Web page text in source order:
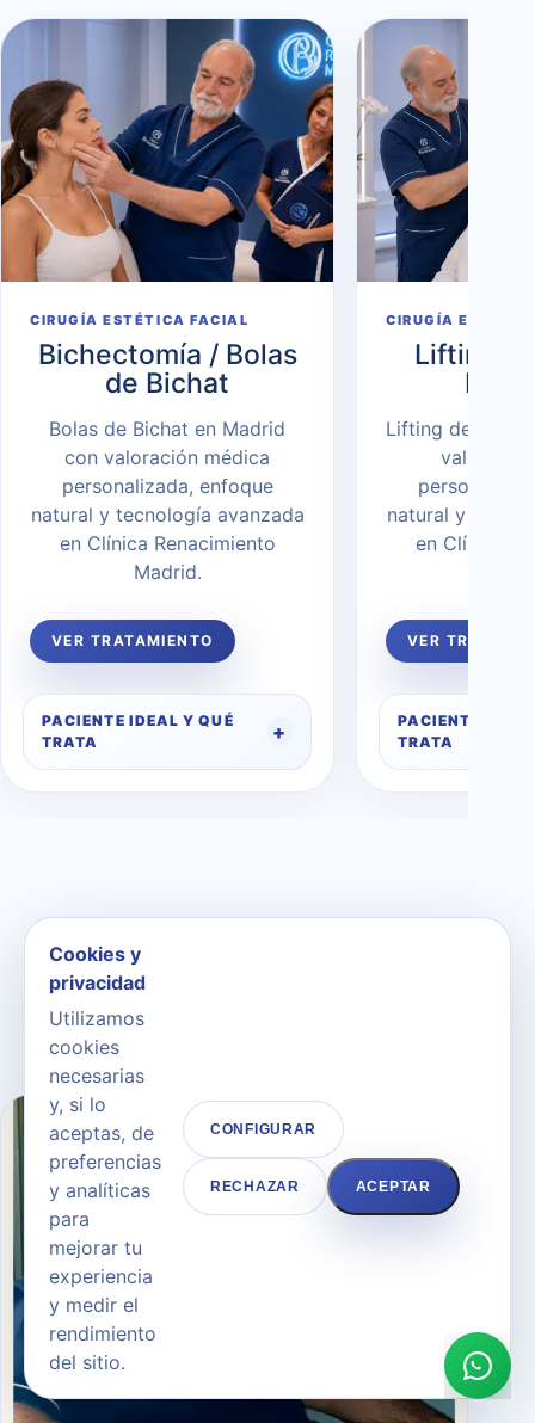
CIRUGÍA ESTÉTICA FACIAL
Bichectomía / Bolas
de Bichat
Bolas de Bichat en Madrid
con valoración médica
personalizada, enfoque
natural y tecnología avanzada
en Clínica Renacimiento
Madrid.
VER TRATAMIENTO
PACIENTE IDEAL Y QUÉ
TRATA
CIRUGÍA
Lifting
Lifting de cejas
natural y
en Clínica
VER
PACIENTE
TRATA
Equipo liderado por el Dr.
Joaquín García Aparicio
Cookies y
privacidad
Utilizamos
cookies
necesarias
y, si lo
aceptas, de
preferencias
y analíticas
para
mejorar tu
experiencia
y medir el
rendimiento
del sitio.
CONFIGURAR
RECHAZAR ACEPTAR